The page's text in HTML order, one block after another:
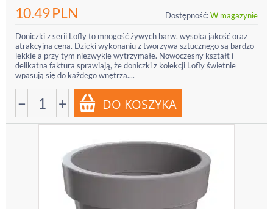
10.49PLN Dostępność:W magazynie
Doniczki z serii Lofly to mnogość żywych barw, wysoka jakość oraz
atrakcyjna cena. Dzięki wykonaniu z tworzywa sztucznego są bardzo
lekkie a przy tym niezwykle wytrzymałe. Nowoczesny kształt i
delikatna faktura sprawiają, że doniczki z kolekcji Lofly świetnie
wpasują się do każdego wnętrza....
− +